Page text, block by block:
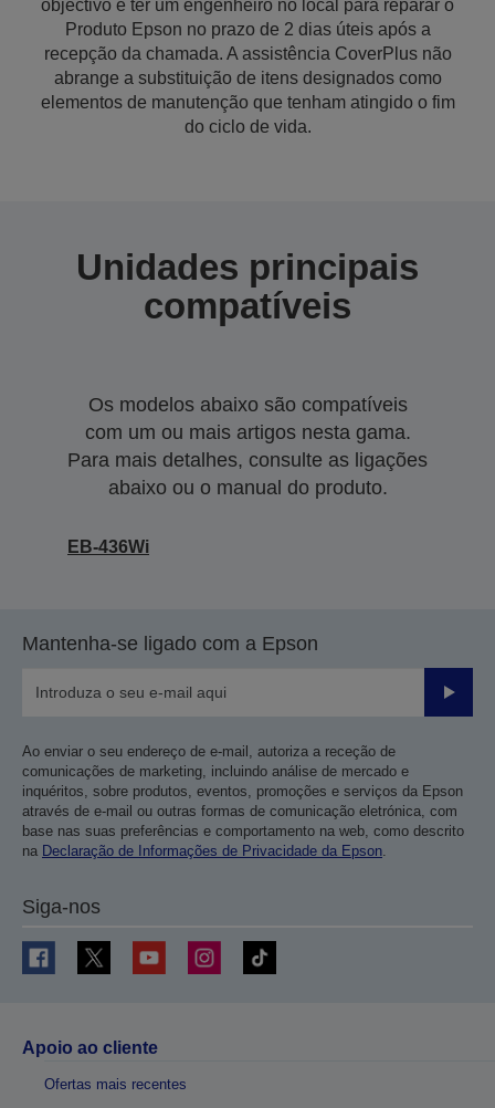
objectivo é ter um engenheiro no local para reparar o
Produto Epson no prazo de 2 dias úteis após a
recepção da chamada. A assistência CoverPlus não
abrange a substituição de itens designados como
elementos de manutenção que tenham atingido o fim
do ciclo de vida.
Unidades principais
compatíveis
Os modelos abaixo são compatíveis
com um ou mais artigos nesta gama.
Para mais detalhes, consulte as ligações
abaixo ou o manual do produto.
EB-436Wi
Mantenha-se ligado com a Epson
Enviar
Ao enviar o seu endereço de e-mail, autoriza a receção de
comunicações de marketing, incluindo análise de mercado e
inquéritos, sobre produtos, eventos, promoções e serviços da Epson
através de e-mail ou outras formas de comunicação eletrónica, com
base nas suas preferências e comportamento na web, como descrito
na Declaração de Informações de Privacidade da Epson.
Siga-nos
Apoio ao cliente
Ofertas mais recentes